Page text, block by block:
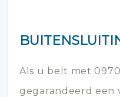
Als u belt met
gegarandeerd een